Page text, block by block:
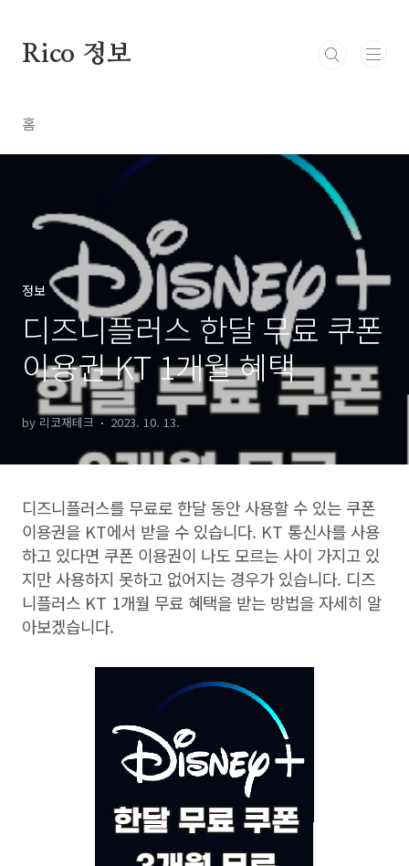
Rico 정보
홈
정보
디즈니플러스 한달 무료 쿠폰
이용권 KT 1개월 혜택
by 리코재테크 2023. 10. 13.
디즈니플러스를 무료로 한달 동안 사용할 수 있는 쿠폰
이용권을 KT에서 받을 수 있습니다. KT 통신사를 사용
하고 있다면 쿠폰 이용권이 나도 모르는 사이 가지고 있
지만 사용하지 못하고 없어지는 경우가 있습니다. 디즈
니플러스 KT 1개월 무료 혜택을 받는 방법을 자세히 알
아보겠습니다.